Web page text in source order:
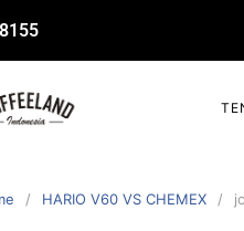
HARIO V60 VS CHEMEX